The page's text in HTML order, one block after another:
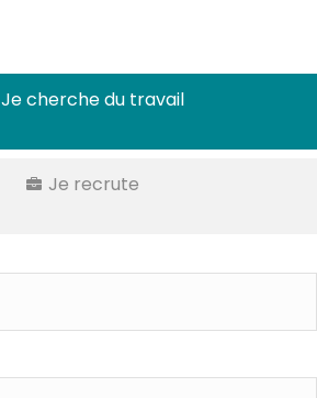
Je cherche du travail
Je recrute